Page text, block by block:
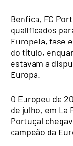
Benfica, FC
qualificados
Europeia, fase
do título,
estavam a
Europa.
O Europeu de
de julho, em La
Portugal
campeão da